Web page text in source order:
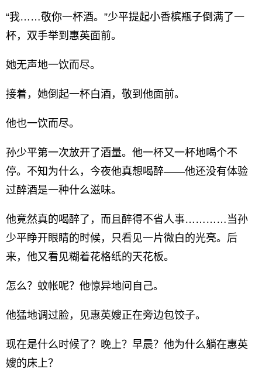
“我……敬你一杯酒。”少平提起小香槟瓶子倒满了一
杯，双手举到惠英面前。
她无声地一饮而尽。
接着，她倒起一杯白酒，敬到他面前。
他也一饮而尽。
孙少平第一次放开了酒量。他一杯又一杯地喝个不
停。不知为什么，今夜他真想喝醉——他还没有体验
过醉酒是一种什么滋味。
他竟然真的喝醉了，而且醉得不省人事…………当孙
少平睁开眼睛的时候，只看见一片微白的光亮。后
来，他又看见糊着花格纸的天花板。
怎么？蚊帐呢？他惊异地问自己。
他猛地调过脸，见惠英嫂正在旁边包饺子。
现在是什么时候了？晚上？早晨？他为什么躺在惠英
嫂的床上？